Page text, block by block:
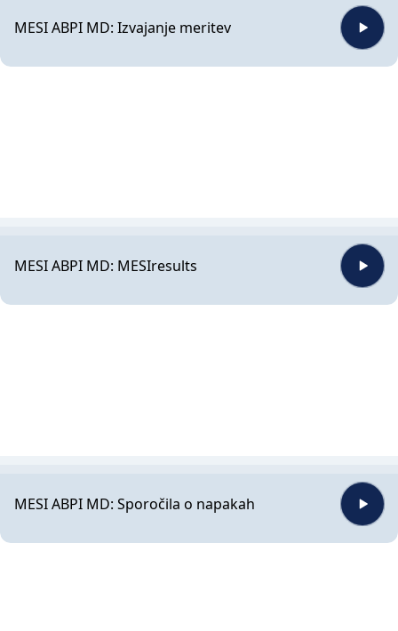
MESI ABPI MD: Izvajanje meritev
MESI ABPI MD: MESIresults
MESI ABPI MD: Sporočila o napakah